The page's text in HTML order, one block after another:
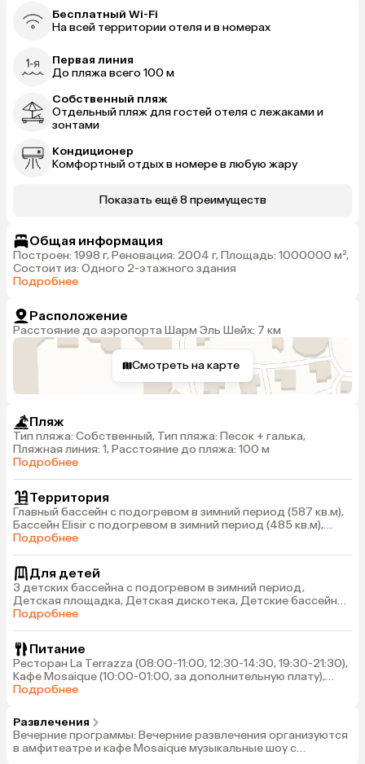
Бесплатный Wi-Fi
На всей территории отеля и в номерах
Первая линия
До пляжа всего 100 м
Собственный пляж
Отдельный пляж для гостей отеля с лежаками и
зонтами
Кондиционер
Комфортный отдых в номере в любую жару
Показать ещё 8 преимуществ
Общая информация
Построен: 1998 г, Реновация: 2004 г, Площадь: 1000000 м²,
Состоит из: Одного 2-этажного здания
Подробнее
Расположение
Расстояние до аэропорта Шарм Эль Шейх: 7 км
Смотреть на карте
Пляж
Тип пляжа: Собственный, Тип пляжа: Песок + галька,
Пляжная линия: 1, Расстояние до пляжа: 100 м
Подробнее
Территория
Главный бассейн с подогревом в зимний период (587 кв.м),
Бассейн Elisir с подогревом в зимний период (485 кв.м),
Бассейн Sultan 56 с подогревом в зимний период (595 кв.м),
Подробнее
Для детей
3 детских бассейна с подогревом в зимний период,
Детская площадка, Детская дискотека, Детские бассейны:
4 (с подогревом в зимний период)
Подробнее
Питание
Ресторан La Terrazza (08:00-11:00, 12:30-14:30, 19:30-21:30),
Кафе Mosaique (10:00-01:00, за дополнительную плату),
Итальянский ресторан La Piazzetta (19:00-00:00, за
23:00, за дополнительную плату) временно закрыт
Подробнее
Развлечения
Вечерние программы: Вечерние развлечения организуются
в амфитеатре и кафе Mosaique музыкальные шоу с